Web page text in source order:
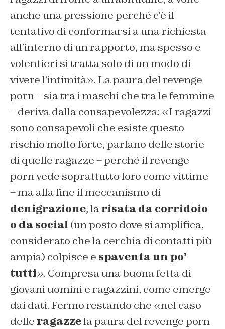
anche una pressione perché c’è il
tentativo di conformarsi a una richiesta
all’interno di un rapporto, ma spesso e
volentieri si tratta solo di un modo di
vivere l’intimità». La paura del revenge
porn – sia tra i maschi che tra le femmine
– deriva dalla consapevolezza: «I ragazzi
sono consapevoli che esiste questo
rischio molto forte, parlano delle storie
di quelle ragazze – perché il revenge
porn vede soprattutto loro come vittime
– ma alla fine il meccanismo di
denigrazione, larisata da corridoio
o da social (un posto dove si amplifica,
considerato che la cerchia di contatti più
ampia) colpisce e spaventa un po’
tutti». Compresa una buona fetta di
giovani uomini e ragazzini, come emerge
dai dati. Fermo restando che «nel caso
delle ragazzela paura del revenge porn